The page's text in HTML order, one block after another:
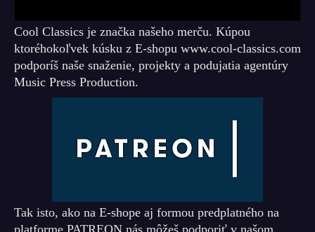
Cool Classics je značka našeho merču. Kúpou
ktoréhokoľvek kúsku z E-shopu www.cool-classics.com
podporíš naše snaženie, projekty a podujatia agentúry
Music Press Production.
Tak isto, ako na E-shope aj formou predplatného na